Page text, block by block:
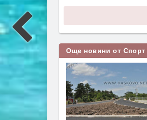
Още новини от Спорт